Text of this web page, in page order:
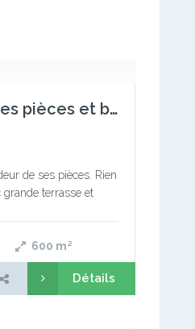
Duplex avec de très grandes pièces et beau jardin à Bastos
de ses pièces. Rien
grande terrasse et
600 m²
Détails